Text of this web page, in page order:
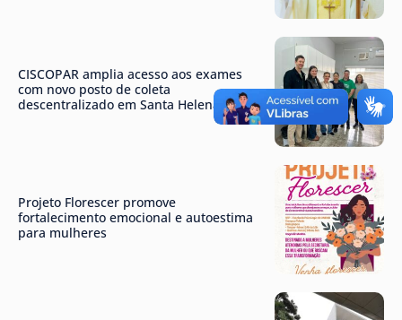
CISCOPAR amplia acesso aos exames
com novo posto de coleta
descentralizado em Santa Helena
Projeto Florescer promove
fortalecimento emocional e autoestima
para mulheres